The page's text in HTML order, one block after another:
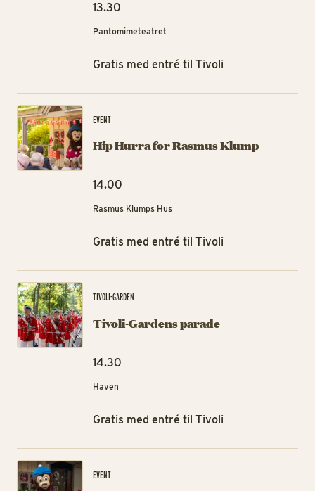
13.30
Pantomimeteatret
Gratis med entré til Tivoli
EVENT
Hip Hurra for Rasmus Klump
14.00
Rasmus Klumps Hus
Gratis med entré til Tivoli
TIVOLI-GARDEN
Tivoli-Gardens parade
14.30
Haven
Gratis med entré til Tivoli
EVENT